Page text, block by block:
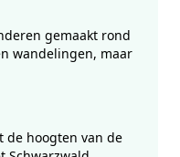
gemaakt rond
wandelingen, maar
de hoogten van de